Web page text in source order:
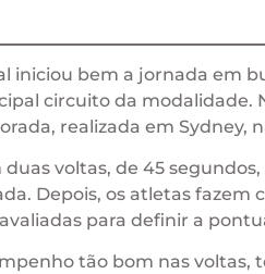
iniciou bem a jornada em
circuito da modalidade.
realizada em Sydney,
duas voltas, de 45
Depois, os atletas fazem
para definir a
tão bom nas